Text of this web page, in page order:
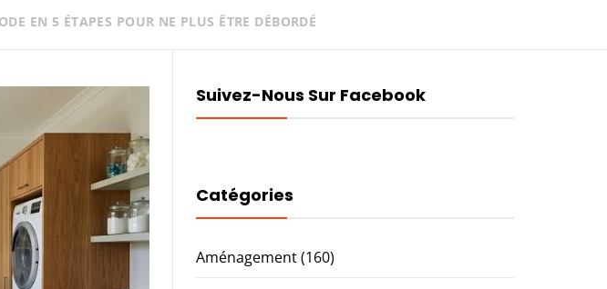
EN 5 ÉTAPES POUR NE PLUS ÊTRE DÉBORDÉ
Suivez-Nous Sur Facebook
Catégories
Aménagement(160)